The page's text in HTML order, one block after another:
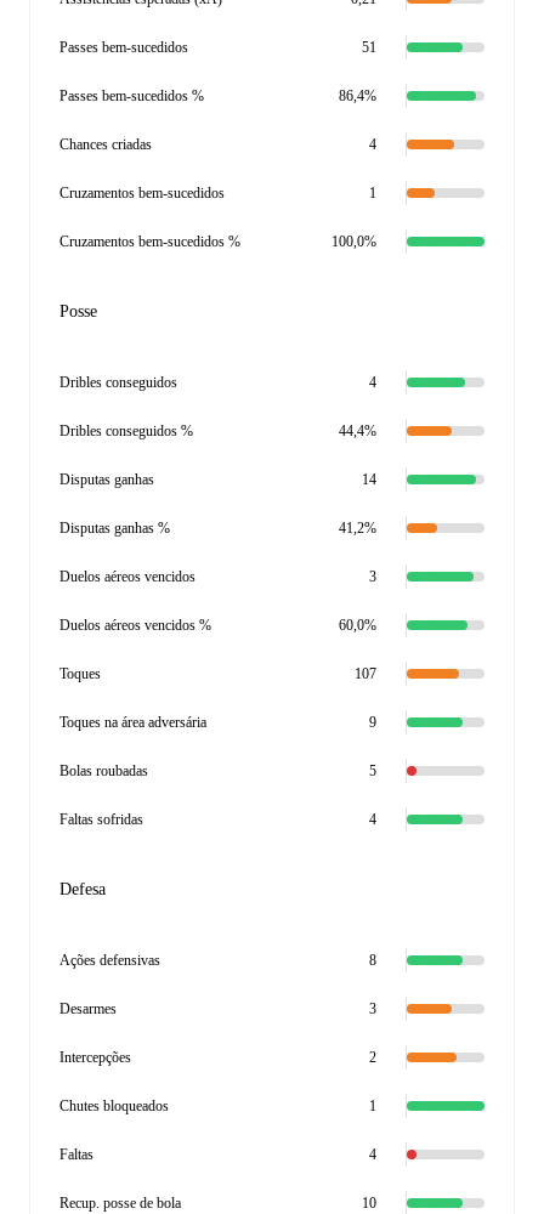
Passes bem-sucedidos 51
Passes bem-sucedidos % 86,4%
Chances criadas 4
Cruzamentos bem-sucedidos 1
Cruzamentos bem-sucedidos % 100,0%
Posse
Dribles conseguidos 4
Dribles conseguidos % 44,4%
Disputas ganhas 14
Disputas ganhas % 41,2%
Duelos aéreos vencidos 3
Duelos aéreos vencidos % 60,0%
Toques 107
Toques na área adversária 9
Bolas roubadas 5
Faltas sofridas 4
Defesa
Ações defensivas 8
Desarmes 3
Intercepções 2
Chutes bloqueados 1
Faltas 4
Recup. posse de bola 10